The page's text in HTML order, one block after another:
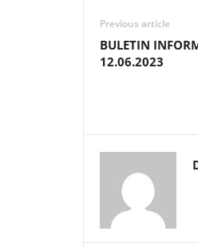
Previous article
BULETIN
12.06.2023